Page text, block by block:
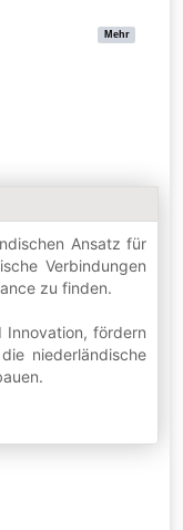
Mehr
Ansatz für
Verbindungen
zu finden.
Innovation, fördern
niederländische